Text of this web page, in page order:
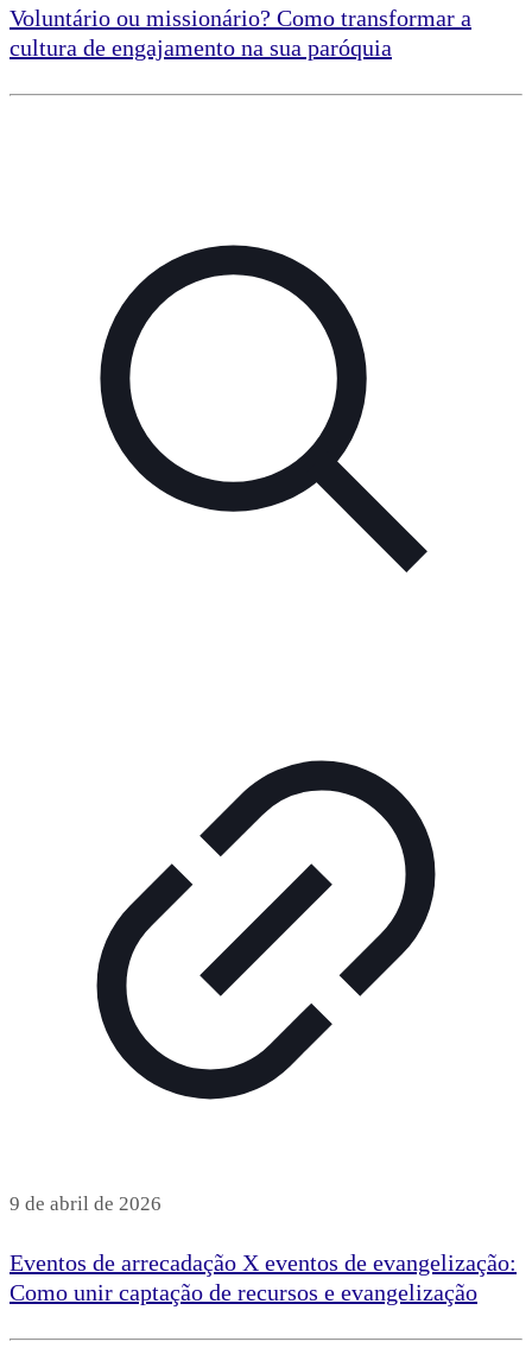
Voluntário ou missionário? Como transformar a
cultura de engajamento na sua paróquia
9 de abril de 2026
Eventos de arrecadação X eventos de evangelização:
Como unir captação de recursos e evangelização